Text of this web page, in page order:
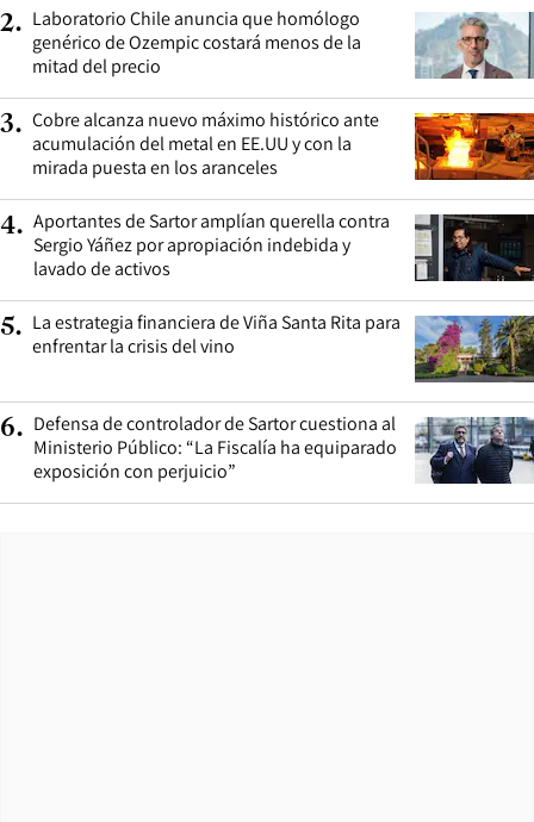
2. Laboratorio Chile anuncia que homólogo
genérico de Ozempic costará menos de la
mitad del precio
3. Cobre alcanza nuevo máximo histórico ante
acumulación del metal en EE.UU y con la
mirada puesta en los aranceles
4. Aportantes de Sartor amplían querella contra
Sergio Yáñez por apropiación indebida y
lavado de activos
5. La estrategia financiera de Viña Santa Rita para
enfrentar la crisis del vino
6. Defensa de controlador de Sartor cuestiona al
Ministerio Público: “La Fiscalía ha equiparado
exposición con perjuicio”